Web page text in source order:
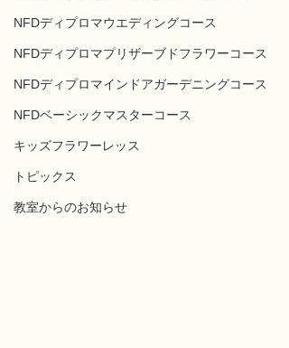
NFDディプロマウエディングコース
NFDディプロマプリザーブドフラワーコース
NFDディプロマインドアガーデニングコース
NFDベーシックマスターコース
キッズフラワーレッス
トピックス
教室からのお知らせ